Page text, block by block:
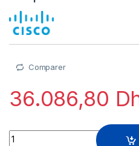
Comparer
36.086,80
Cisco Digital Network